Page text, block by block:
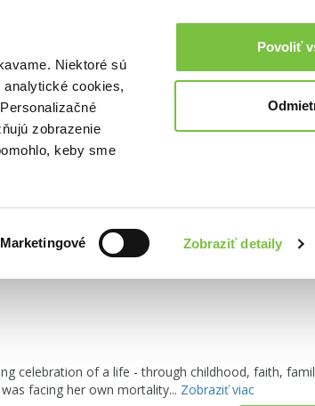
Niektoré sú
cookies,
zobrazenie
keby sme
Marketingové Zobraziť detaily
Povoliť
Prihlásenie Akcie
Zoradiť podľa:
celebration of a life - through childhood, faith,
facing her own mortality... Zobraziť viac